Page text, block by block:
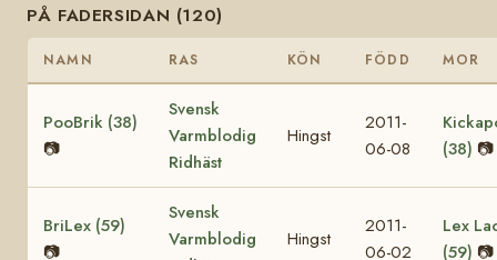
PÅ FADERSIDAN (120)
NAMN RAS KÖN FÖDD MOR
PooBrik (38)
📷
Svensk
Varmblodig
Ridhäst
Hingst
2011-
06-08
(38) 📷
BriLex (59)
📷
Svensk
Varmblodig
Hingst
2011-
06-02
Lex
(59) 📷